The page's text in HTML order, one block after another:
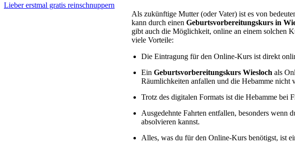
Lieber erstmal gratis reinschnuppern
Als zukünftige Mutter (oder Vater) ist es von
kann durch einen Geburtsvorbereitungskurs in
gibt auch die Möglichkeit, online an einem solchen
viele Vorteile:
Die Eintragung für den Online-Kurs ist direkt
Ein Geburtsvorbereitungskurs Wiesloch als
Räumlichkeiten anfallen und die Hebamme nicht
Trotz des digitalen Formats ist die Hebamme bei
Ausgedehnte Fahrten entfallen, besonders wenn
absolvieren kannst.
Alles, was du für den Online-Kurs benötigst, ist